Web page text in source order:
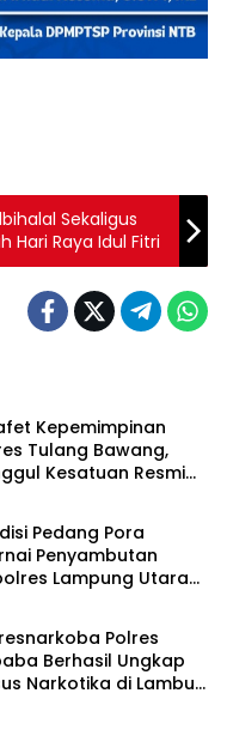
Sekaligus
Hari Raya Idul Fitri
Kepemimpinan
Tulang Bawang,
Kesatuan Resmi
Pedang Pora
Penyambutan
Lampung Utara
Polres
Berhasil Ungkap
Narkotika di Lambu